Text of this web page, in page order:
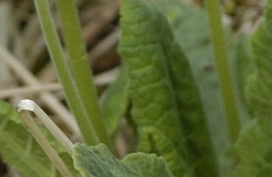
Tarvastu LA
TERA Peedu kool 3e
(6)
Tilsi PK 2
(7)
Torma LA "Linnutaja"
(8)
Tõrva G 1b (2)
Tõrva G 2(1)
Tõrva G 3(55)
Tõrva G 4(30)
Tõrva G 5
(3)
Türi Lokuta LA(6)
Türi PK 2c (6)
Valga PK 1d(15)
Valga PK 4c (6)
Valga Priimetsa Kool
(2)
Valga Priimetsa Kool 5b(2)
Valga Priimetsa Kool 6b(3)
Viluste PK 4(8)
Võru LA Sõleke (16)
Võsukese LA 2
(4)